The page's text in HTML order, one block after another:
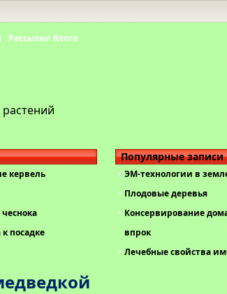
Рассылки блога
кервель
посадке
Популярные записи
ЭМ-технологии в
Плодовые деревья
Консервирование
впрок
Лечебные свойства